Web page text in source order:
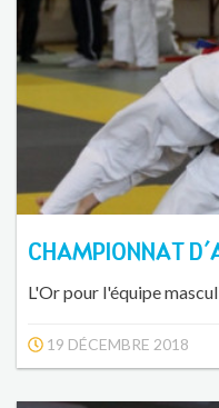
CHAMPIONNAT
L'Or pour l'équipe
19 DÉCEMBRE 2018